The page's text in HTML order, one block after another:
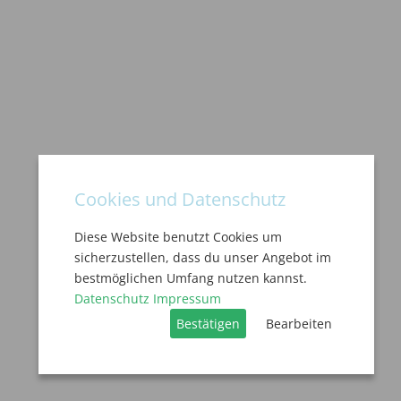
Cookies und Datenschutz
Diese Website benutzt Cookies um
sicherzustellen, dass du unser Angebot im
bestmöglichen Umfang nutzen kannst.
Datenschutz Impressum
Bestätigen
Bearbeiten